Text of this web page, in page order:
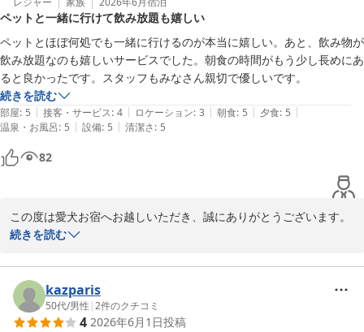
また、館内の清掃やお食事、スタッフの対応につきましても温かい
お言葉をいただき、誠にありがとうございます。お客様に快適にお
過ごしいただけるよう日々努めておりますので、ご満足いただけた
ご様子を伺うことができ、大変嬉しく存じます。
これからもPくん(ワンちゃんの名前は伏せさせていただきますね)と
ご家族皆様に安心してお寛ぎいただける宿であり続けられるよう、
心を込めたおもてなしに努めてまいります。
改めまして、この度は当館にご宿泊いただき、誠にありがとうござ
愛犬お宿 伊豆高原
ペットと一緒に行けて飲み放題も嬉しい
ペットとほぼ何処でも一緒に行けるのが本当に嬉しい。あと、飲み物が
飲み放題なのも嬉しいサービスでした。朝食の時間がもう少し長めにあ
ると良かったです。スタッフもみなさん親切で優しいです。
続きを読む
部屋: 5 | 接客・サービス: 4 | ロケーション: 3 | 朝食: 5 | 夕食: 5 |
温泉・お風呂: 5 | 設備: 5 | 清潔さ: 5
82
この度は愛犬お宿へお越しいただき、誠にありがとうございます。
すので、その点をお喜びいただけたようで大変嬉しく存じます。ま
た、フリードリンクサービスもご満足いただけたとのこと、何より
でございます。
続きを読む
kazparis
50代/男性 |2件のクチコミ
4 2026年6月1日投稿